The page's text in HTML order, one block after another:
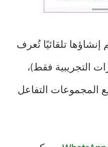
تلقائيًا تُعرف
التجريبية فقط)،
المجموعات التفاعل